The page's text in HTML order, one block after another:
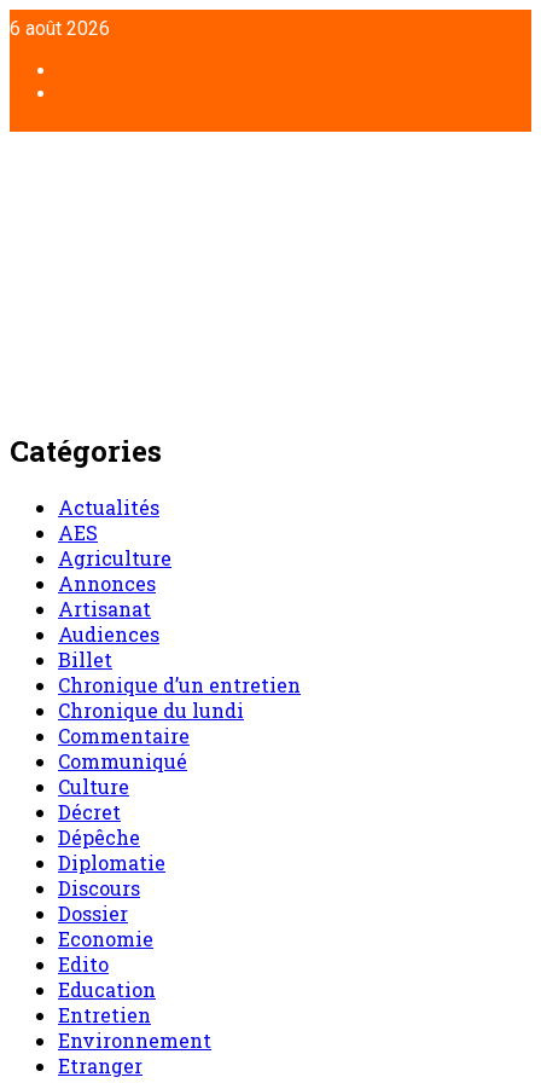
Aller
au
contenu
6 août 2026
Catégories
Actualités
AES
Agriculture
Annonces
Artisanat
Audiences
Billet
Chronique d’un entretien
Chronique du lundi
Commentaire
Communiqué
Culture
Décret
Dépêche
Diplomatie
Discours
Dossier
Economie
Edito
Education
Entretien
Environnement
Etranger